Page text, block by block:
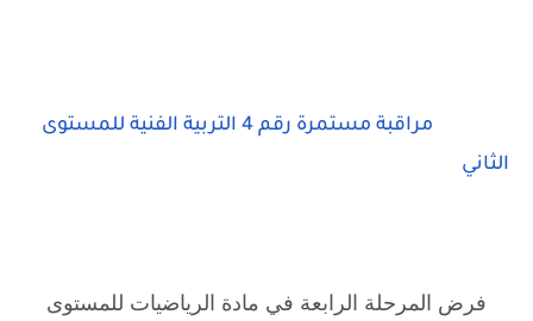
مراقبة مستمرة رقم 4 التربية الفنية للمستوى
الثاني
فرض المرحلة الرابعة في مادة الرياضيات للمستوى